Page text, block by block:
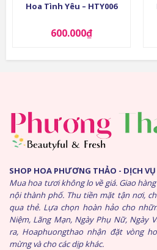
Hoa Tình Yêu – HTY006
600.000₫
SHOP HOA PHƯƠNG THẢO - DỊCH
Mua hoa tươi không lo về giá. Giao
nội thành phố. Thu tiền mặt tận nơi,
qua thẻ. Lựa chọn hoàn hảo cho
Niệm, Lãng Mạn, Ngày Phụ Nữ, Ngày
ra, Hoaphuongthao nhận đặt vòng
mừng và cho các dịp khác.